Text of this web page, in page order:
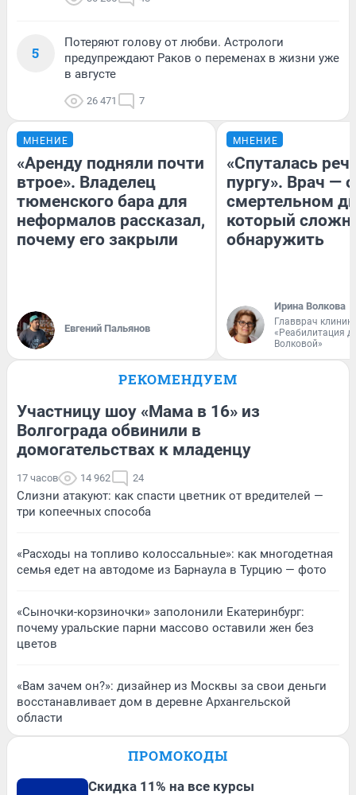
5
Потеряют голову от любви. Астрологи
предупреждают Раков о переменах в жизни уже
в августе
26 471 7
МНЕНИЕ
«Аренду подняли почти
втрое». Владелец
тюменского бара для
неформалов рассказал,
почему его закрыли
Евгений Пальянов
МНЕНИЕ
«Спуталась
пургу». Врач — о
смертельном
который
обнаружить
Ирина Волкова
Главврач
«Реабилитация
Волковой»
РЕКОМЕНДУЕМ
Участницу шоу «Мама в 16» из
Волгограда обвинили в
домогательствах к младенцу
17 часов 14 962 24
Слизни атакуют: как спасти цветник от вредителей —
три копеечных способа
«Расходы на топливо колоссальные»: как многодетная
семья едет на автодоме из Барнаула в Турцию — фото
«Сыночки-корзиночки» заполонили Екатеринбург:
почему уральские парни массово оставили жен без
цветов
«Вам зачем он?»: дизайнер из Москвы за свои деньги
восстанавливает дом в деревне Архангельской
области
ПРОМОКОДЫ
Скидка 11% на все курсы